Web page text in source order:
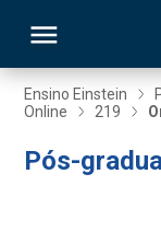
Ensino Einstein
Online
219
Pós-